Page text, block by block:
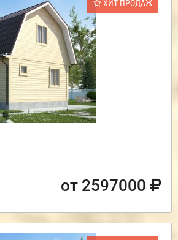
ХИТ ПРОДАЖ
от 2597000